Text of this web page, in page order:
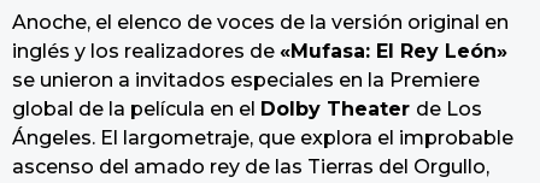
s
a
g
o
a
g
Anoche, el elenco de voces de la versión original en
inglés y los realizadores de «Mufasa: El Rey León»
se unieron a invitados especiales en la Premiere
global de la película en el Dolby Theater de Los
Ángeles. El largometraje, que explora el improbable
ascenso del amado rey de las Tierras del Orgullo,